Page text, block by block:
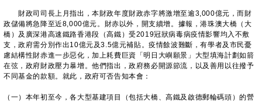
財政司司長上月指出，本財政年度財政赤字將激增至逾3,000億元，而財
政儲備將急降至近8,000億元。財赤以外，開支續增。據報，港珠澳大橋（大
橋）及廣深港高速鐵路香港段（高鐵）受2019冠狀病毒病疫情影響均入不敷
支，政府需分別作出10億元及3.5億元補貼。疫情餘波難斷，有學者及市民憂
慮結構性財赤進一步惡化，加上耗費巨資「明日大嶼願景」大型填海計劃如箭
在弦，政府財政壓力暴增。他們指出，政府務必開源節流，以及善用以往撥予
不同基金的款額。就此，政府可否告知本會：
（一）本年初至今，各大型基建項目（包括大橋、高鐵及啟德郵輪碼頭）的營